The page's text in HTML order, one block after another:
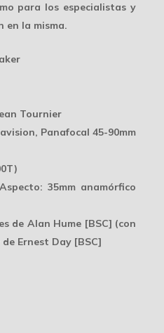
para los especialistas y
en la misma.
Tournier
Panafocal 45-90mm
: 35mm anamórfico
de Alan Hume [BSC] (con
Ernest Day [BSC]